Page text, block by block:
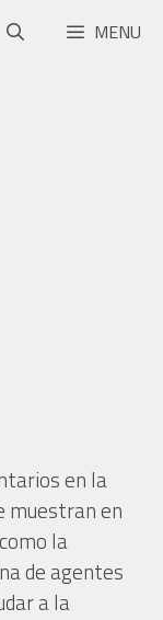
MENU
en la
muestran en
la
de agentes
a la